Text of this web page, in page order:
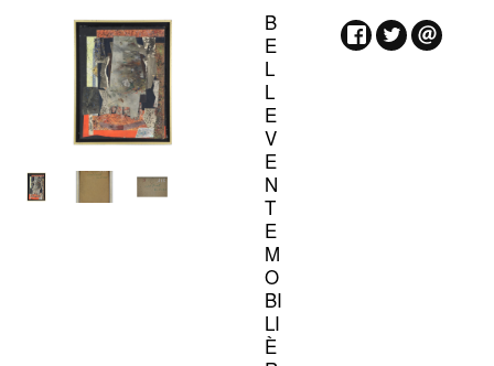
B
E
L
L
E
V
E
N
T
E
M
O
BI
LI
È